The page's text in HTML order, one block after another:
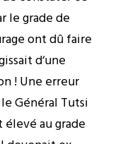
le grade de
ont dû faire
d‘une
! Une erreur
Général Tutsi
élevé au grade